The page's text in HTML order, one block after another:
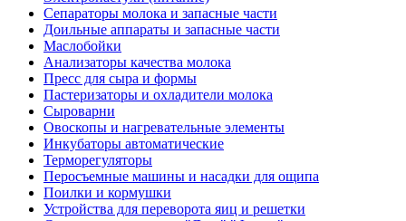
Сепараторы молока и запасные части
Доильные аппараты и запасные части
Маслобойки
Анализаторы качества молока
Пресс для сыра и формы
Пастеризаторы и охладители молока
Сыроварни
Овоскопы и нагревательные элементы
Инкубаторы автоматические
Терморегуляторы
Перосъемные машины и насадки для ощипа
Поилки и кормушки
Устройства для переворота яиц и решетки